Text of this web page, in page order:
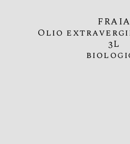
FRAIA
Olio
3L